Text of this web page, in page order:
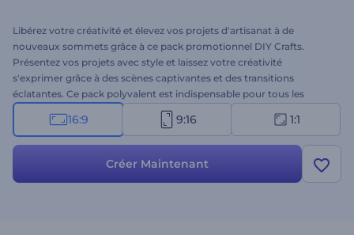
Libérez votre créativité et élevez vos projets d'artisanat à de
nouveaux sommets grâce à ce pack promotionnel DIY Crafts.
Présentez vos projets avec style et laissez votre créativité
s'exprimer grâce à des scènes captivantes et des transitions
éclatantes. Ce pack polyvalent est indispensable pour tous les
amateurs de bricolage et les entreprises d'artisanat, car il vous
permet de créer un contenu unique et captivant en quelques
idées, tapez vos textes promotionnels, choisissez une musique de
fond dans notre bibliothèque musicale ou téléchargez votre voix
16:9 9:16 1:1
Créer Maintenant